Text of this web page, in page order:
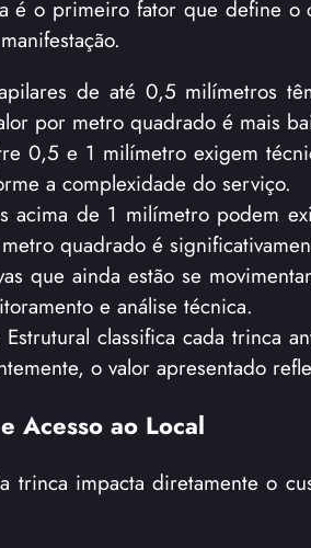
é o primeiro fator que define o
de até 0,5 milímetros
por metro quadrado é mais
0,5 e 1 milímetro exigem
a complexidade do serviço.
acima de 1 milímetro podem
quadrado é
que ainda estão se
e análise técnica.
classifica cada trinca
o valor apresentado
Acesso ao Local
trinca impacta diretamente o